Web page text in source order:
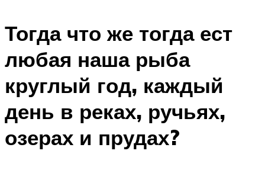
Тогда что же тогда ест
любая наша рыба
круглый год, каждый
день в реках, ручьях,
озерах и прудах?